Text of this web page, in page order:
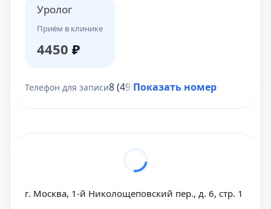
Уролог
Приём в клинике
4450 ₽
Телефон для записи8 (495) 431-69-47
Показать номер
г. Москва, 1-й Николощеповский пер., д. 6, стр. 1